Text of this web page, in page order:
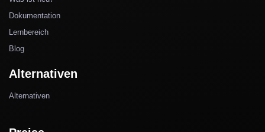
Dokumentation
Lernbereich
Blog
Alternativen
Alternativen